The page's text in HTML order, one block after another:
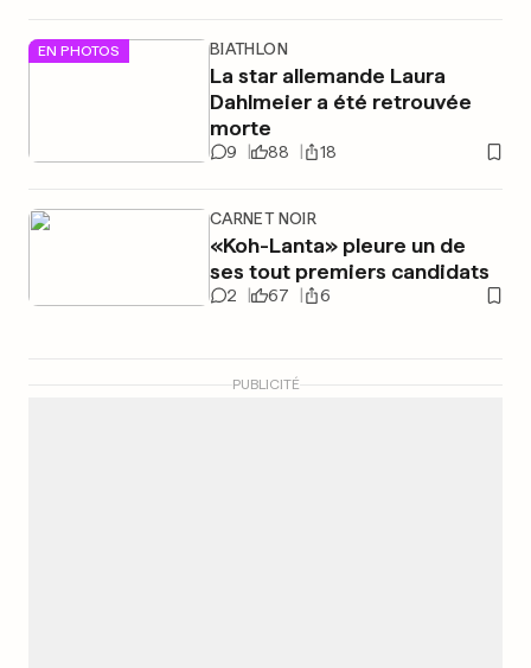
EN PHOTOS BIATHLON
La star allemande Laura
Dahlmeier a été retrouvée
morte
9 88 18
CARNET NOIR
«Koh-Lanta» pleure un de
ses tout premiers candidats
2 67 6
PUBLICITÉ